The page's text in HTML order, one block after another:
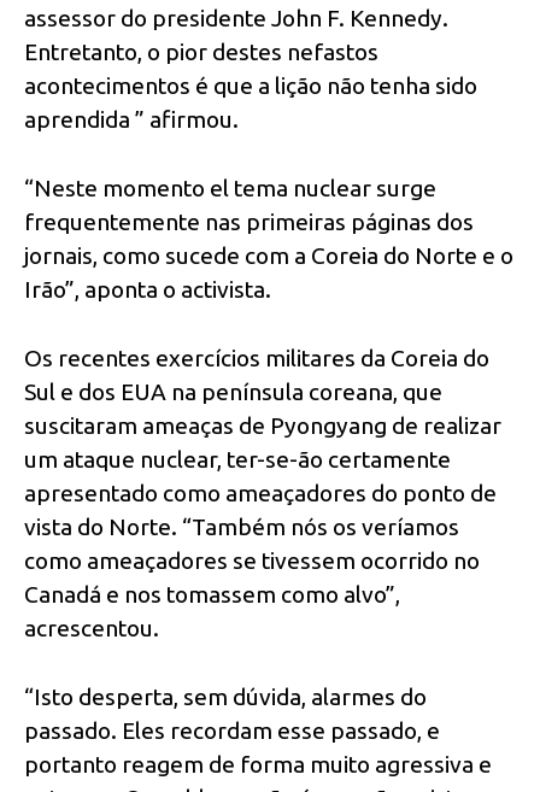
assessor do presidente John F. Kennedy.
Entretanto, o pior destes nefastos
acontecimentos é que a lição não tenha sido
aprendida ” afirmou.
“Neste momento el tema nuclear surge
frequentemente nas primeiras páginas dos
jornais, como sucede com a Coreia do Norte e o
Irão”, aponta o activista.
Os recentes exercícios militares da Coreia do
Sul e dos EUA na península coreana, que
suscitaram ameaças de Pyongyang de realizar
um ataque nuclear, ter-se-ão certamente
apresentado como ameaçadores do ponto de
vista do Norte. “Também nós os veríamos
como ameaçadores se tivessem ocorrido no
Canadá e nos tomassem como alvo”,
acrescentou.
“Isto desperta, sem dúvida, alarmes do
passado. Eles recordam esse passado, e
portanto reagem de forma muito agressiva e